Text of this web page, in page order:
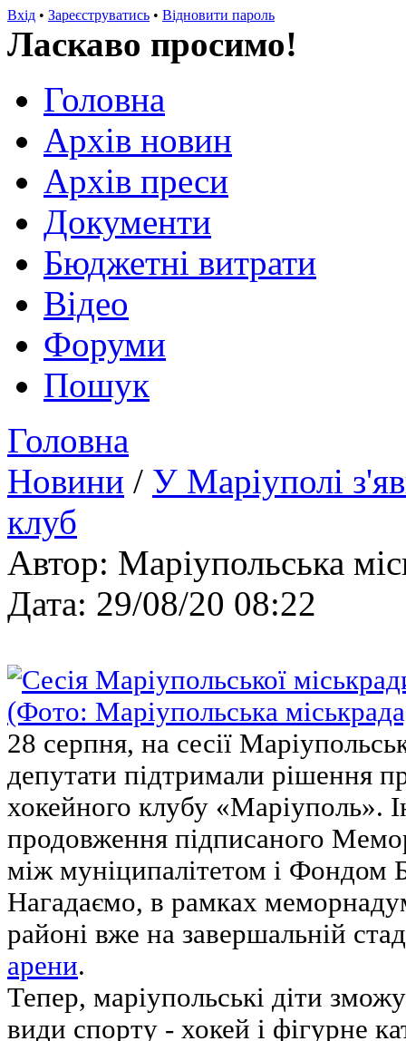
Вхід • Зареєструватись • Відновити пароль
Ласкаво просимо!
Головна
Архів новин
Архів преси
Документи
Бюджетні витрати
Відео
Форуми
Пошук
Головна
Новини / У Маріуполі
клуб
Автор: Маріупольська
Дата: 29/08/20 08:22
28 серпня, на сесії
депутати підтримали рішення
хокейного клубу «Маріуполь».
продовження підписаного
між муніципалітетом і Фондом
Нагадаємо, в рамках
районі вже на завершальній
арени.
Тепер, маріупольські діти
види спорту - хокей і фігурне